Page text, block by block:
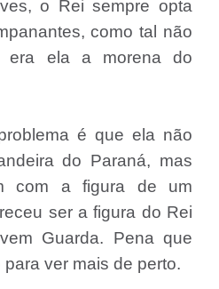
o Rei sempre opta
como tal não
era ela a morena do
é que ela não
do Paraná, mas
com a figura de um
ser a figura do Rei
Guarda. Pena que
ver mais de perto.